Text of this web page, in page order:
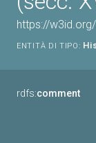
https://
ENTITÀ DI TIPO:
rdfs:comment